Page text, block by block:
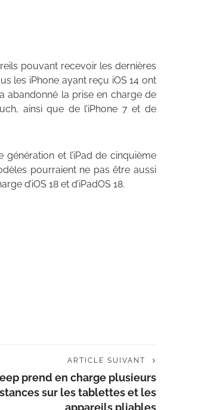
pouvant recevoir les dernières
les iPhone ayant reçu iOS 14 ont
abandonné la prise en charge de
ainsi que de l’iPhone 7 et de
génération et l’iPad de cinquième
pourraient ne pas être aussi
d’iOS 18 et d’iPadOS 18.
ARTICLE SUIVANT
prend en charge plusieurs
sur les tablettes et les